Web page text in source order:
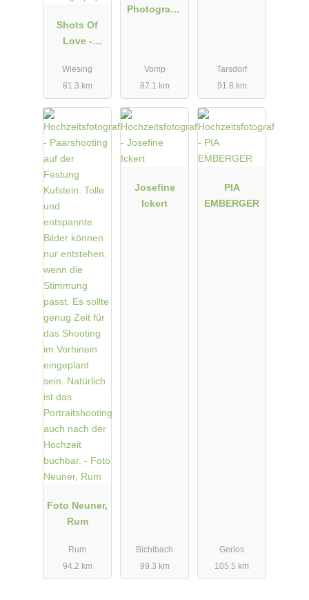
Shots Of
Love -
Weber
Photograph
y
Wiesing
81.3 km
Photograph
Vomp
87.1 km
Tarsdorf
91.8 km
Foto Neuner,
Rum
Rum
94.2 km
Josefine
Ickert
Bichlbach
99.3 km
PIA
EMBERGER
Gerlos
105.5 km